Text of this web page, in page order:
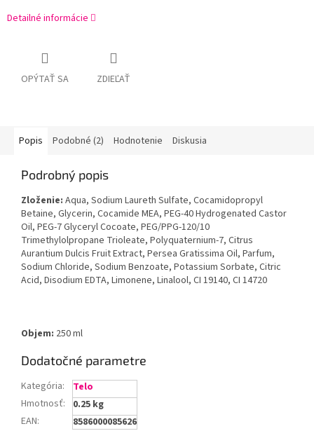
Detailné informácie
OPÝTAŤ SA ZDIEĽAŤ
Popis Podobné (2) Hodnotenie Diskusia
Podrobný popis
Zloženie: Aqua, Sodium Laureth Sulfate, Cocamidopropyl
Betaine, Glycerin, Cocamide MEA, PEG-40 Hydrogenated Castor
Oil, PEG-7 Glyceryl Cocoate, PEG/PPG-120/10
Trimethylolpropane Trioleate, Polyquaternium-7, Citrus
Aurantium Dulcis Fruit Extract, Persea Gratissima Oil, Parfum,
Sodium Chloride, Sodium Benzoate, Potassium Sorbate, Citric
Acid, Disodium EDTA, Limonene, Linalool, CI 19140, CI 14720
Objem: 250 ml
Dodatočné parametre
Kategória:
Telo
Hmotnosť:
0.25 kg
EAN: 8586000085626